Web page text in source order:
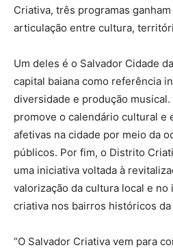
Criativa, três programas
articulação entre cultura,
Um deles é o Salvador Cidade
capital baiana como referência
diversidade e produção
promove o calendário cultural e
afetivas na cidade por meio da
públicos. Por fim, o Distrito
uma iniciativa voltada à
valorização da cultura local e
criativa nos bairros históricos da
“O Salvador Criativa vem para